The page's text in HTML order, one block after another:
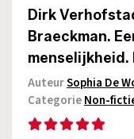
Dirk
Braeckman.
menselijkheid.
AuteurSophia De
CategorieNon-